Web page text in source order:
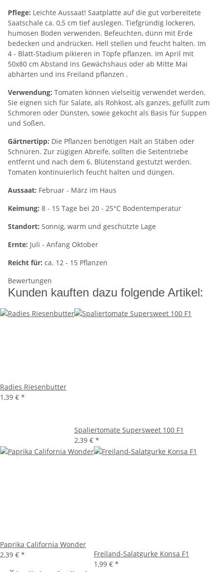
Pflege: Leichte Aussaat! Saatplatte auf die gut vorbereitete
Saatschale ca. 0,5 cm tief auslegen. Tiefgründig lockeren,
humosen Boden verwenden. Befeuchten, dünn mit Erde
bedecken und andrücken. Hell stellen und feucht halten. Im
4 - Blatt-Stadium pikieren in Töpfe pflanzen. Im April mit
50x80 cm Abstand ins Gewächshaus oder ab Mitte Mai
abhärten und ins Freiland pflanzen .
Verwendung: Tomaten können vielseitig verwendet werden.
Sie eignen sich für Salate, als Rohkost, als ganzes, gefüllt zum
Schmoren oder Dünsten, sowie gekocht als Basis für Suppen
und Soßen.
Gärtnertipp: Die Pflanzen benötigen Halt an Stäben oder
Schnüren. Zur zügigen Abreife, sollten die Seitentriebe
entfernt und nach dem 6. Blütenstand gestutzt werden.
Tomaten kontinuierlich feucht halten und düngen.
Aussaat: Februar - März im Haus
Keimung: 8 - 15 Tage bei 20 - 25°C Bodentemperatur
Standort: Sonnig, warm und geschützte Lage
Ernte: Juli - Anfang Oktober
Reicht für: ca. 12 - 15 Pflanzen
Bewertungen
Kunden kauften dazu folgende Artikel:
Radies Riesenbutter
1,39 € *
Spaliertomate Supersweet 100 F1
2,39 € *
Paprika California Wonder
2,39 € *
Freiland-Salatgurke Konsa F1
1,99 € *